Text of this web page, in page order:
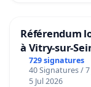
Référendum
à Vitry-sur-
729 signatures
40 Signatures /
5 Jul 2026